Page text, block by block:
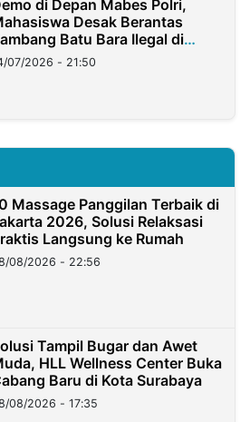
di Depan Mabes Polri,
Desak Berantas
Batu Bara Ilegal di
07/2026 - 21:50
Massage Panggilan Terbaik di
2026, Solusi Relaksasi
Langsung ke Rumah
08/2026 - 22:56
Tampil Bugar dan Awet
HLL Wellness Center Buka
Baru di Kota Surabaya
08/2026 - 17:35